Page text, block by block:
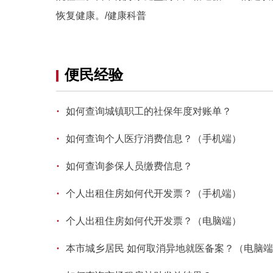
恢复健康。/健康科普
便民经验
· 如何查询城镇职工的社保年度对账单？
· 如何查询个人医疗消费信息？（手机端）
· 如何查询参保人员缴费信息？
· 个人出租住房如何代开发票？（手机端）
· 个人出租住房如何代开发票？（电脑端）
· 本市城乡居民 如何取消异地就医备案？（电脑